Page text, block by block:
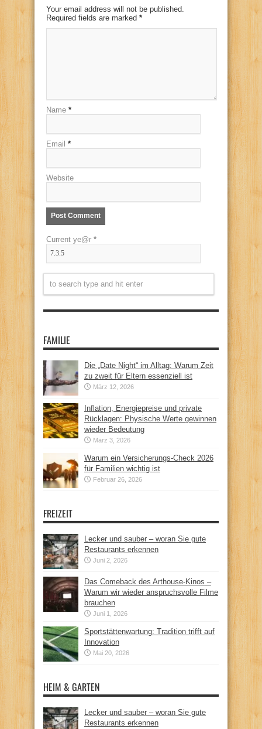
Your email address will not be published.
Required fields are marked *
Name *
Email *
Website
Current ye@r *
FAMILIE
Die „Date Night“ im Alltag: Warum Zeit
zu zweit für Eltern essenziell ist
März 12, 2026
Inflation, Energiepreise und private
Rücklagen: Physische Werte gewinnen
wieder Bedeutung
März 3, 2026
Warum ein Versicherungs-Check 2026
für Familien wichtig ist
Februar 26, 2026
FREIZEIT
Lecker und sauber – woran Sie gute
Restaurants erkennen
Juni 2, 2026
Das Comeback des Arthouse-Kinos –
Warum wir wieder anspruchsvolle Filme
brauchen
Juni 1, 2026
Sportstättenwartung: Tradition trifft auf
Innovation
Mai 20, 2026
HEIM & GARTEN
Lecker und sauber – woran Sie gute
Restaurants erkennen